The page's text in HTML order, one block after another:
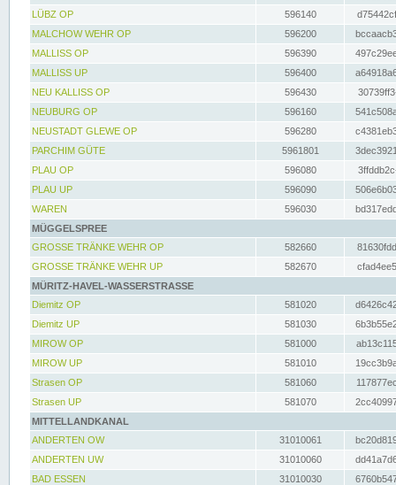
LÜBZ OP
596140
MALCHOW WEHR OP
596200
MALLISS OP
596390
MALLISS UP
596400
NEU KALLISS OP
596430
NEUBURG OP
596160
NEUSTADT GLEWE OP
596280
PARCHIM GÜTE
5961801
PLAU OP
596080
PLAU UP
596090
WAREN
596030
MÜGGELSPREE
GROSSE TRÄNKE WEHR OP
582660
GROSSE TRÄNKE WEHR UP
582670
MÜRITZ-HAVEL-WASSERSTRASSE
Diemitz OP
581020
Diemitz UP
581030
MIROW OP
581000
MIROW UP
581010
Strasen OP
581060
Strasen UP
581070
MITTELLANDKANAL
ANDERTEN OW
31010061
ANDERTEN UW
31010060
BAD ESSEN
31010030